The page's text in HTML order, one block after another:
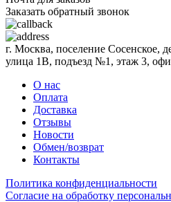
Заказать обратный звонок
г. Москва, поселение Сосенское,
улица 1В, подъезд №1, этаж 3,
О нас
Оплата
Доставка
Отзывы
Новости
Обмен/возврат
Контакты
Политика конфиденциальности
Согласиe на обработку